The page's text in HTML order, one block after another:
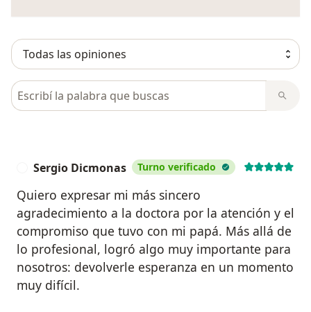
Busca en opiniones
Sergio Dicmonas Turno verificado
Quiero expresar mi más sincero
agradecimiento a la doctora por la atención y el
compromiso que tuvo con mi papá. Más allá de
lo profesional, logró algo muy importante para
nosotros: devolverle esperanza en un momento
muy difícil.